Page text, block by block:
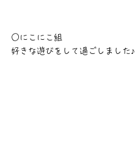
○にこにこ組
好きな遊びをして過ごしました♪